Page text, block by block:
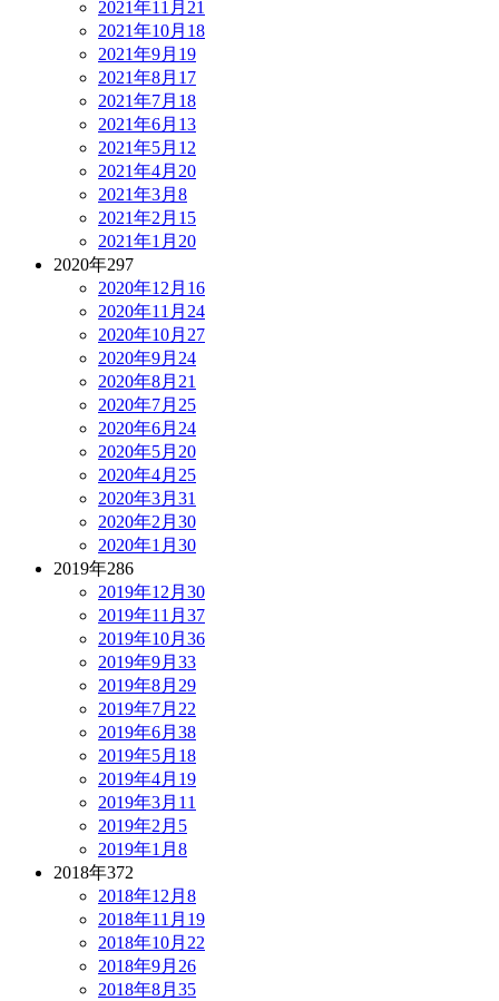
2021年11月 21
2021年10月 18
2021年9月 19
2021年8月 17
2021年7月 18
2021年6月 13
2021年5月 12
2021年4月 20
2021年3月 8
2021年2月 15
2021年1月 20
2020年297
2020年12月 16
2020年11月 24
2020年10月 27
2020年9月 24
2020年8月 21
2020年7月 25
2020年6月 24
2020年5月 20
2020年4月 25
2020年3月 31
2020年2月 30
2020年1月 30
2019年286
2019年12月 30
2019年11月 37
2019年10月 36
2019年9月 33
2019年8月 29
2019年7月 22
2019年6月 38
2019年5月 18
2019年4月 19
2019年3月 11
2019年2月 5
2019年1月 8
2018年372
2018年12月 8
2018年11月 19
2018年10月 22
2018年9月 26
2018年8月 35